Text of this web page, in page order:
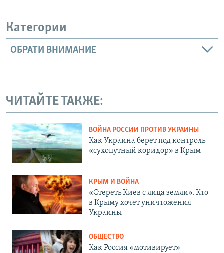
Категории
ОБРАТИ ВНИМАНИЕ
ЧИТАЙТЕ ТАКЖЕ:
ВОЙНА РОССИИ ПРОТИВ УКРАИНЫ
Как Украина берет под контроль
«сухопутный коридор» в Крым
КРЫМ И ВОЙНА
«Стереть Киев с лица земли». Кто
в Крыму хочет уничтожения
Украины
ОБЩЕСТВО
Как Россия «мотивирует»